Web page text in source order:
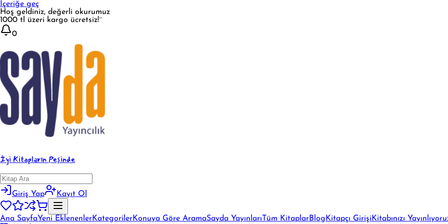
İçeriğe geç
Hoş geldiniz, değerli okurumuz
1000 tl üzeri kargo ücretsiz!¨
0
İyi Kitapların Peşinde
Giriş Yap Kayıt Ol
Ana SayfaYeni EklenenlerKategorilerKonuya Göre AramaSayda Yayınları Tüm KitaplarBlog Kitapçı Girişi Kitabınızı